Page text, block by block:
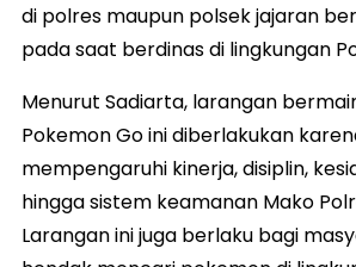
di polres maupun polsek jajaran
pada saat berdinas di lingkungan
Menurut Sadiarta, larangan
Pokemon Go ini diberlakukan
mempengaruhi kinerja, disiplin,
hingga sistem keamanan Mako
Larangan ini juga berlaku bagi